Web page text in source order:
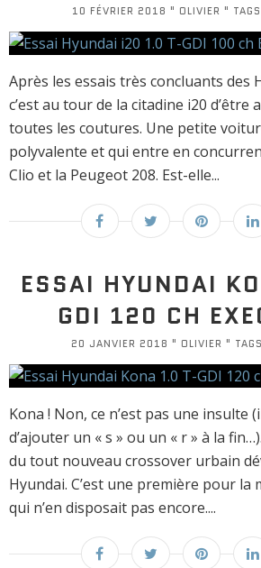
10 FÉVRIER 2018 " OLIVIER "
Après les essais très concluants des
c’est au tour de la citadine i20 d’être
toutes les coutures. Une petite
polyvalente et qui entre en
Clio et la Peugeot 208. Est-elle...
ESSAI HYUNDAI
GDI 120 CH
20 JANVIER 2018 " OLIVIER "
Kona ! Non, ce n’est pas une insulte
d’ajouter un « s » ou un « r » à la
du tout nouveau crossover urbain
Hyundai. C’est une première pour la
qui n’en disposait pas encore....